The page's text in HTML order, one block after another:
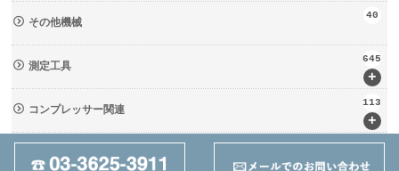
その他機械
40
+
測定工具
645
+
コンプレッサー関連
113
+
輸送・荷役機械 (ﾘﾌﾀｰ・台車)
133